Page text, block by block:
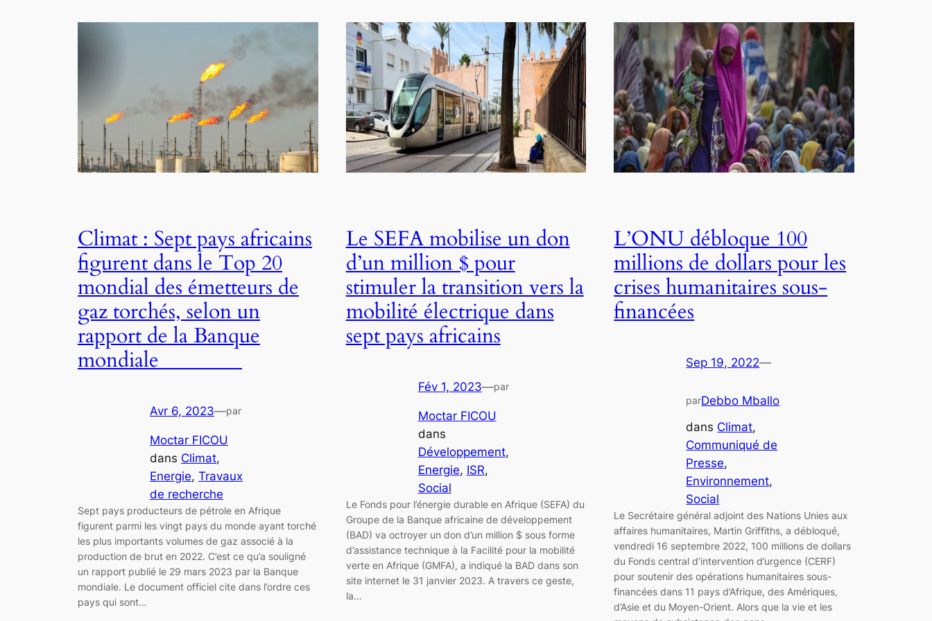
Climat : Sept pays africains
figurent dans le Top 20
mondial des émetteurs de
gaz torchés, selon un
rapport de la Banque
mondiale
Avr 6, 2023—par
Moctar FICOU
dans Climat
Energie, Travaux
de recherche
Sept pays producteurs de pétrole en Afrique
figurent parmi les vingt pays du monde ayant torché
les plus importants volumes de gaz associé à la
production de brut en 2022. C’est ce qu’a souligné
un rapport publié le 29 mars 2023 par la Banque
mondiale. Le document officiel cite dans l’ordre ces
pays qui sont…
Le SEFA mobilise un don
d’un million $ pour
stimuler la transition vers la
mobilité électrique dans
sept pays africains
Fév 1, 2023—par
Moctar FICOU
dans
Développement
Energie, ISR
Social
Le Fonds pour l’énergie durable en Afrique (SEFA) du
Groupe de la Banque africaine de développement
(BAD) va octroyer un don d’un million $ sous forme
d’assistance technique à la Facilité pour la mobilité
verte en Afrique (GMFA), a indiqué la BAD dans son
site internet le 31 janvier 2023. A travers ce geste,
la…
L’ONU débloque 100
millions de dollars pour les
crises humanitaires sous-
financées
Sep 19, 2022—
parDebbo Mballo
dans Climat
Communiqué de
Presse
Environnement
Social
Le Secrétaire général adjoint des Nations Unies aux
affaires humanitaires, Martin Griffiths, a débloqué,
vendredi 16 septembre 2022, 100 millions de dollars
du Fonds central d’intervention d’urgence (CERF)
pour soutenir des opérations humanitaires sous-
financées dans 11 pays d’Afrique, des Amériques,
d’Asie et du Moyen-Orient. Alors que la vie et les